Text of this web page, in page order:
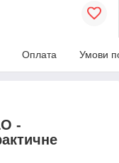
Оплата Умови
-